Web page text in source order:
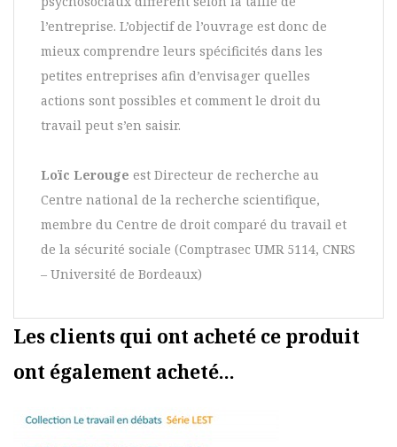
l’entreprise. L’objectif de l’ouvrage est donc de
mieux comprendre leurs spécificités dans les
petites entreprises afin d’envisager quelles
actions sont possibles et comment le droit du
travail peut s’en saisir.
Loïc Lerouge est Directeur de recherche au
Centre national de la recherche scientifique,
membre du Centre de droit comparé du travail et
de la sécurité sociale (Comptrasec UMR 5114, CNRS
– Université de Bordeaux)
Les clients qui ont acheté ce produit
ont également acheté...